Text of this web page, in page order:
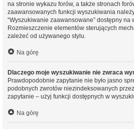
na stronie wykazu forów, a także stronach
zaawansowanych funkcji wyszukiwania
“Wyszukiwanie zaawansowane” dostępny na
Rozmieszczenie elementów sterujących
zależeć od używanego stylu.
Na górę
Dlaczego moje wyszukiwanie nie zwraca
Prawdopodobnie zapytanie nie było jasno
podobnych zwrotów niezindeksowanych
zapytanie – użyj funkcji dostępnych w
Na górę